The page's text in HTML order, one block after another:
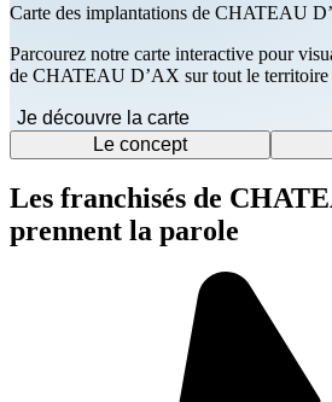
Carte des implantations de CHATEAU
Parcourez notre carte interactive pour
de CHATEAU D’AX sur tout le territoire
Je découvre la carte
Le concept
Les franchisés de
prennent la parole